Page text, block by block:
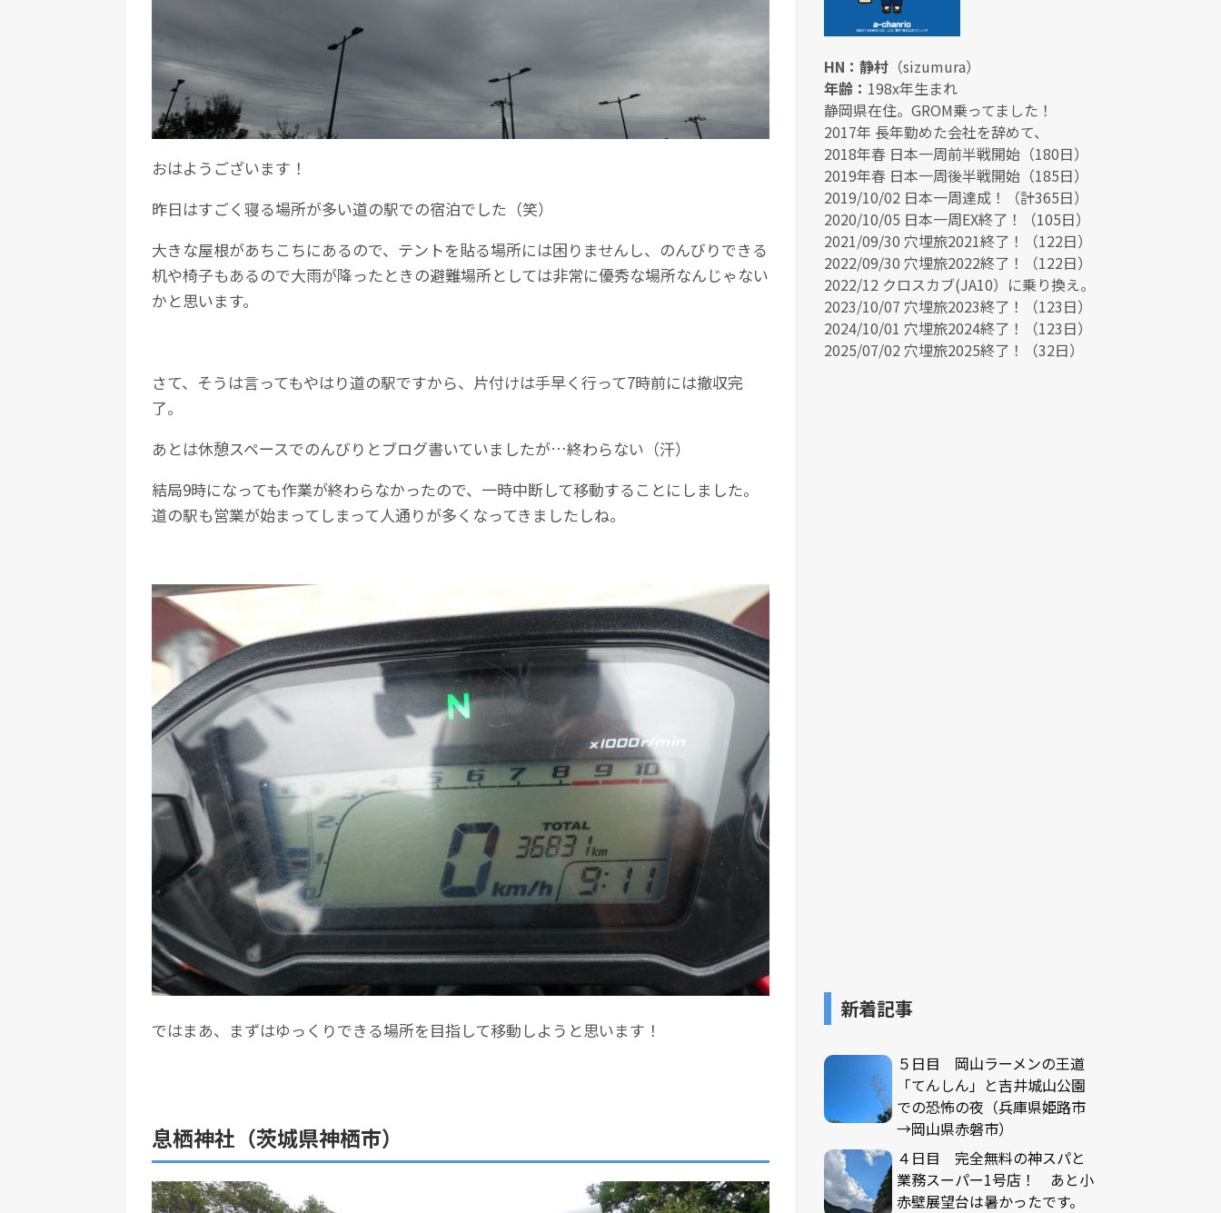
おはようございます！
昨日はすごく寝る場所が多い道の駅での宿泊でした（笑）
大きな屋根があちこちにあるので、テントを貼る場所には困りませんし、のんびりできる
机や椅子もあるので大雨が降ったときの避難場所としては非常に優秀な場所なんじゃない
かと思います。
さて、そうは言ってもやはり道の駅ですから、片付けは手早く行って7時前には撤収完
了。
あとは休憩スペースでのんびりとブログ書いていましたが…終わらない（汗）
結局9時になっても作業が終わらなかったので、一時中断して移動することにしました。
道の駅も営業が始まってしまって人通りが多くなってきましたしね。
ではまあ、まずはゆっくりできる場所を目指して移動しようと思います！
息栖神社（茨城県神栖市）
HN：静村 （sizumura）
年齢： 198x年生まれ
静岡県在住。GROM乗ってました！
2017年 長年勤めた会社を辞めて、
2018年春 日本一周前半戦開始（180日）
2019年春 日本一周後半戦開始（185日）
2019/10/02 日本一周達成！（計365日）
2020/10/05 日本一周EX終了！（105日）
2021/09/30 穴埋旅2021終了！（122日）
2022/09/30 穴埋旅2022終了！（122日）
2022/12 クロスカブ(JA10）に乗り換え。
2023/10/07 穴埋旅2023終了！（123日）
2024/10/01 穴埋旅2024終了！（123日）
2025/07/02 穴埋旅2025終了！（32日）
新着記事
５日目 岡山ラーメンの王道
「てんしん」と吉井城山公園
での恐怖の夜（兵庫県姫路市
→岡山県赤磐市）
４日目 完全無料の神スパと
業務スーパー1号店！ あと小
赤壁展望台は暑かったです。